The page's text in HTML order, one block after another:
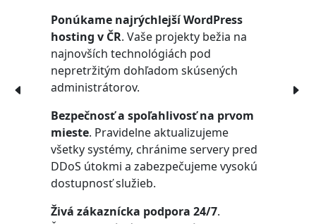
Ponúkame najrýchlejší WordPress
hosting v ČR. Vaše projekty bežia na
najnovších technológiách pod
nepretržitým dohľadom skúsených
administrátorov.
Bezpečnosť a spoľahlivosť na prvom
mieste. Pravidelne aktualizujeme
všetky systémy, chránime servery pred
DDoS útokmi a zabezpečujeme vysokú
dostupnosť služieb.
Živá zákaznícka podpora 24/7.